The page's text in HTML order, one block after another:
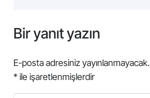
Bir yanıt yazın
E-posta adresiniz yayınlanmayacak.
*ile işaretlenmişlerdir